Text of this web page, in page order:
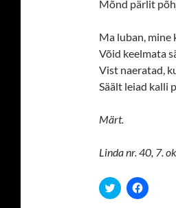
w
n
d
o
w
)
e
n
d
o
w
)
Mõnd pärlit
Ma luban, mine
Võid keelmata
Vist naeratad,
Säält leiad kalli
Märt.
Linda nr. 40, 7.
C
l
C
l